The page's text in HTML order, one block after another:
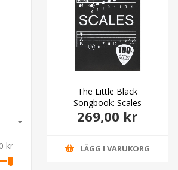
The Little Black
Songbook: Scales
269,00 kr
LÄGG I VARUKORG
kr